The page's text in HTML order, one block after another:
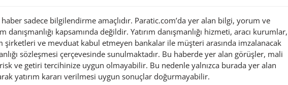
haber sadece bilgilendirme amaçlıdır. Paratic.com’da yer alan bilgi, yorum ve
danışmanlığı kapsamında değildir. Yatırım danışmanlığı hizmeti, aracı kurumlar,
ve mevduat kabul etmeyen bankalar ile müşteri arasında imzalanacak
sözleşmesi çerçevesinde sunulmaktadır. Bu haberde yer alan görüşler, mali
ve getiri tercihinize uygun olmayabilir. Bu nedenle yalnızca burada yer alan
yatırım kararı verilmesi uygun sonuçlar doğurmayabilir.